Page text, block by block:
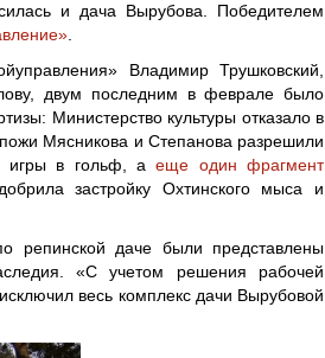
и дача Вырубова. Победителем
Владимир Трушковский,
двум последним в феврале было
Министерство культуры отказало в
Мясникова и Степанова разрешили
игры в гольф, аеще один фрагмент
застройку Охтинского мыса и
репинской даче были представлены
«С учетом решения рабочей
весь комплекс дачи Вырубовой